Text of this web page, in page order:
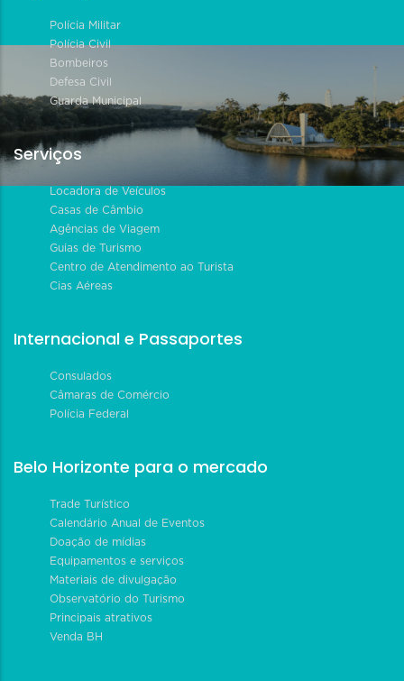
Polícia Militar
Polícia Civil
Bombeiros
Defesa Civil
Guarda Municipal
Serviços
Locadora de Veículos
Casas de Câmbio
Agências de Viagem
Guias de Turismo
Centro de Atendimento ao Turista
Cias Aéreas
Internacional e Passaportes
Consulados
Câmaras de Comércio
Polícia Federal
Belo Horizonte para o mercado
Trade Turístico
Calendário Anual de Eventos
Doação de mídias
Equipamentos e serviços
Materiais de divulgação
Observatório do Turismo
Principais atrativos
Venda BH